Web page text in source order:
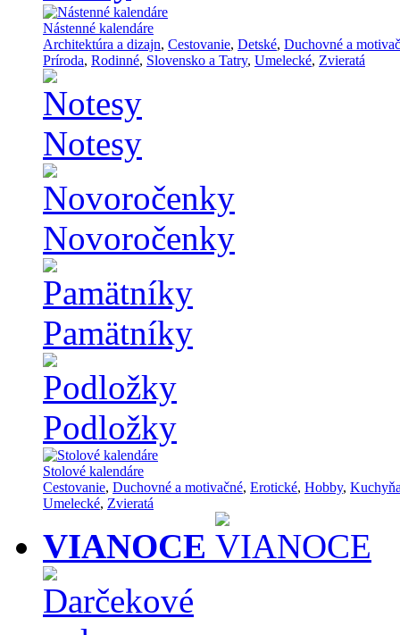
Nástenné kalendáre
Architektúra a dizajn, Cestovanie, Detské, Duchovné a
Príroda, Rodinné, Slovensko a Tatry, Umelecké, Zvieratá
Notesy
Novoročenky
Pamätníky
Podložky
Stolové kalendáre
Cestovanie, Duchovné a motivačné, Erotické, Hobby,
Umelecké, Zvieratá
VIANOCE